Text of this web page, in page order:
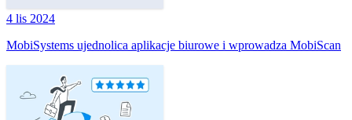
4 lis 2024
MobiSystems ujednolica aplikacje biurowe i wprowadza MobiScan